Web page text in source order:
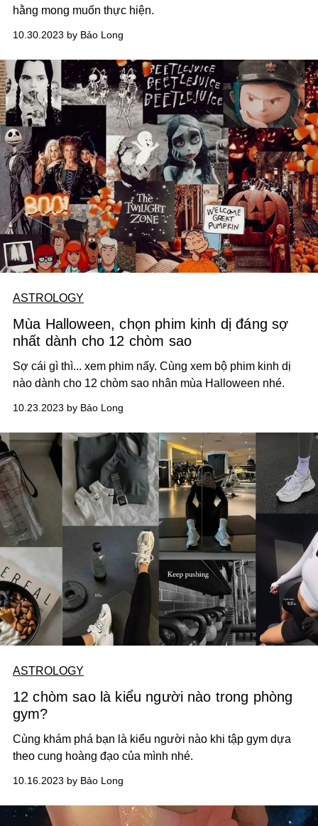
hằng mong muốn thực hiện.
10.30.2023 by Bảo Long
ASTROLOGY
Mùa Halloween, chọn phim kinh dị đáng sợ
nhất dành cho 12 chòm sao
Sợ cái gì thì... xem phim nấy. Cùng xem bộ phim kinh dị
nào dành cho 12 chòm sao nhân mùa Halloween nhé.
10.23.2023 by Bảo Long
ASTROLOGY
12 chòm sao là kiểu người nào trong phòng
gym?
Cùng khám phá bạn là kiểu người nào khi tập gym dựa
theo cung hoàng đạo của mình nhé.
10.16.2023 by Bảo Long